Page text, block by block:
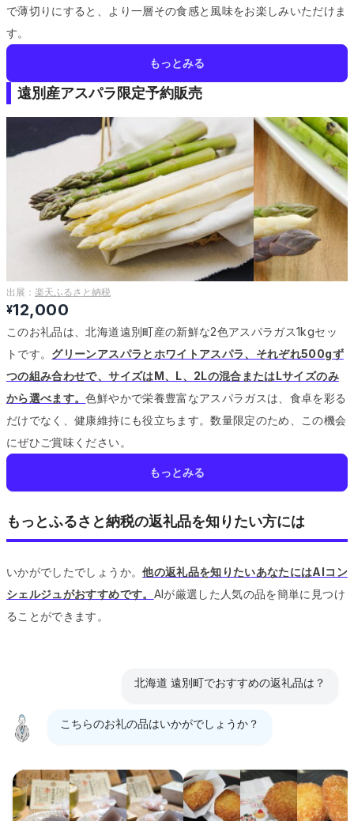
で薄切りにすると、より一層その食感と風味をお楽しみいただけま
す。
もっとみる
遠別産アスパラ限定予約販売
出展： 楽天ふるさと納税
¥12,000
このお礼品は、北海道遠別町産の新鮮な2色アスパラガス1kgセッ
トです。 グリーンアスパラとホワイトアスパラ、それぞれ500gず
つの組み合わせで、サイズはM、L、2Lの混合またはLサイズのみ
から選べます。色鮮やかで栄養豊富なアスパラガスは、食卓を彩る
だけでなく、健康維持にも役立ちます。数量限定のため、この機会
にぜひご賞味ください。
もっとみる
もっとふるさと納税の返礼品を知りたい方には
いかがでしたでしょうか。他の返礼品を知りたいあなたにはAIコン
シェルジュがおすすめです。 AIが厳選した人気の品を簡単に見つけ
ることができます。
北海道 遠別町でおすすめの返礼品は？
こちらのお礼の品はいかがでしょうか？